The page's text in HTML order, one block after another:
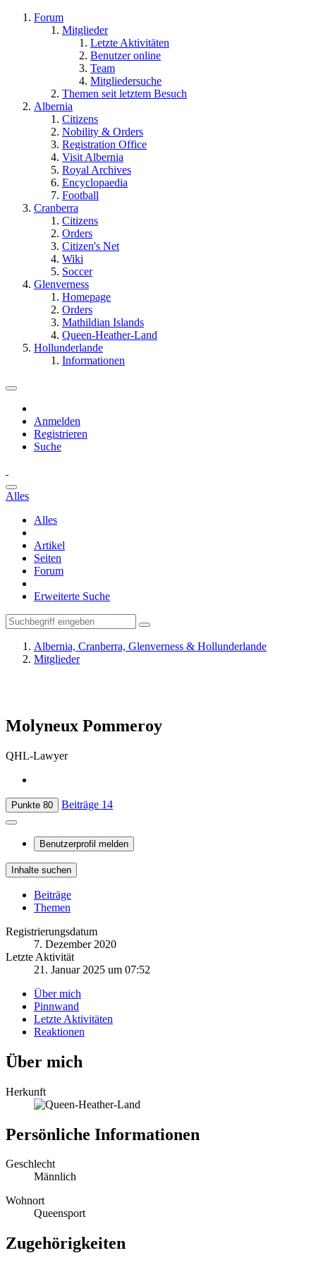
Forum
Mitglieder
Letzte Aktivitäten
Benutzer online
Team
Mitgliedersuche
Themen seit letztem Besuch
Albernia
Citizens
Nobility & Orders
Registration Office
Visit Albernia
Royal Archives
Encyclopaedia
Football
Cranberra
Citizens
Orders
Citizen's Net
Wiki
Soccer
Glenverness
Homepage
Orders
Mathildian Islands
Queen-Heather-Land
Hollunderlande
Informationen
Anmelden
Registrieren
Suche
Alles
Alles
Artikel
Seiten
Forum
Erweiterte Suche
Albernia, Cranberra, Glenverness & Hollunderlande
Mitglieder
Molyneux Pommeroy
QHL-Lawyer
Punkte 80 Beiträge 14
Benutzerprofil melden
Inhalte suchen
Beiträge
Themen
Registrierungsdatum
7. Dezember 2020
Letzte Aktivität
21. Januar 2025 um 07:52
Über mich
Pinnwand
Letzte Aktivitäten
Reaktionen
Über mich
Herkunft
Persönliche Informationen
Geschlecht
Männlich
Wohnort
Queensport
Zugehörigkeiten